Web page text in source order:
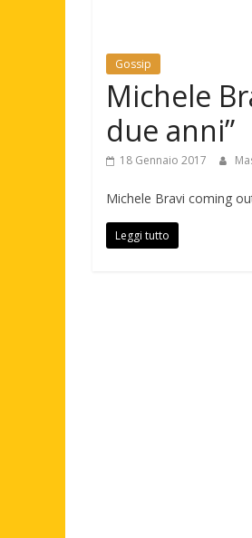
Gossip
Michele
due anni”
18 Gennaio 2017
Michele Bravi coming
Leggi tutto